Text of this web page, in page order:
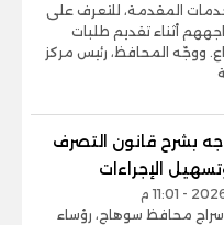
المقدمة، للتعرف على
أثناء تقديم طلبات
ووجّه المحافظ، رئيس مركز
بشرح قانون التصرف
الإجراءات
سراج محافظ سوهاج، رؤساء